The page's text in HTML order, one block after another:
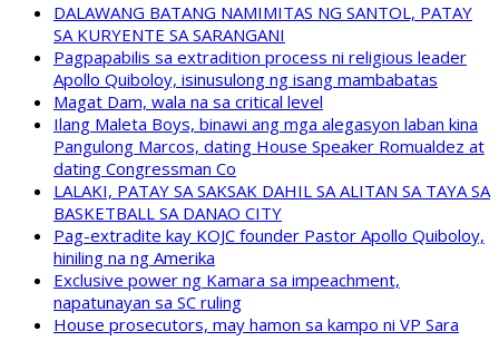
DALAWANG BATANG NAMIMITAS NG SANTOL, PATAY
SA KURYENTE SA SARANGANI
Pagpapabilis sa extradition process ni religious leader
Apollo Quiboloy, isinusulong ng isang mambabatas
Magat Dam, wala na sa critical level
Ilang Maleta Boys, binawi ang mga alegasyon laban kina
Pangulong Marcos, dating House Speaker Romualdez at
dating Congressman Co
LALAKI, PATAY SA SAKSAK DAHIL SA ALITAN SA TAYA SA
BASKETBALL SA DANAO CITY
Pag-extradite kay KOJC founder Pastor Apollo Quiboloy,
hiniling na ng Amerika
Exclusive power ng Kamara sa impeachment,
napatunayan sa SC ruling
House prosecutors, may hamon sa kampo ni VP Sara